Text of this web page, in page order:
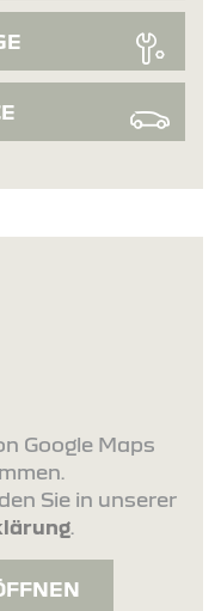
Google Maps
Sie in unserer
.